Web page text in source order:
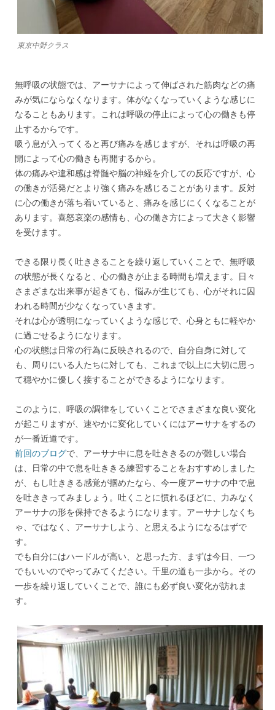
東京中野クラス
無呼吸の状態では、アーサナによって伸ばされた筋肉などの痛
みが気にならなくなります。体がなくなっていくような感じに
なることもあります。これは呼吸の停止によって心の働きも停
止するからです。
吸う息が入ってくると再び痛みを感じますが、それは呼吸の再
開によって心の働きも再開するから。
体の痛みや違和感は脊髄や脳の神経を介しての反応ですが、心
の働きが活発だとより強く痛みを感じることがあります。反対
に心の働きが落ち着いていると、痛みを感じにくくなることが
あります。喜怒哀楽の感情も、心の働き方によって大きく影響
を受けます。
できる限り長く吐ききることを繰り返していくことで、無呼吸
の状態が長くなると、心の働きが止まる時間も増えます。日々
さまざまな出来事が起きても、悩みが生じても、心がそれに囚
われる時間が少なくなっていきます。
それは心が透明になっていくような感じで、心身ともに軽やか
に過ごせるようになります。
心の状態は日常の行為に反映されるので、自分自身に対して
も、周りにいる人たちに対しても、これまで以上に大切に思っ
て穏やかに優しく接することができるようになります。
このように、呼吸の調律をしていくことでさまざまな良い変化
が起こりますが、速やかに変化していくにはアーサナをするの
が一番近道です。
前回のブログで、アーサナ中に息を吐ききるのが難しい場合
は、日常の中で息を吐ききる練習することをおすすめしました
が、もし吐ききる感覚が掴めたなら、今一度アーサナの中で息
を吐ききってみましょう。吐くことに慣れるほどに、力みなく
アーサナの形を保持できるようになります。アーサナしなくち
ゃ、ではなく、アーサナしよう、と思えるようになるはずで
す。
でも自分にはハードルが高い、と思った方、まずは今日、一つ
でもいいのでやってみてください。千里の道も一歩から。その
一歩を繰り返していくことで、誰にも必ず良い変化が訪れま
す。